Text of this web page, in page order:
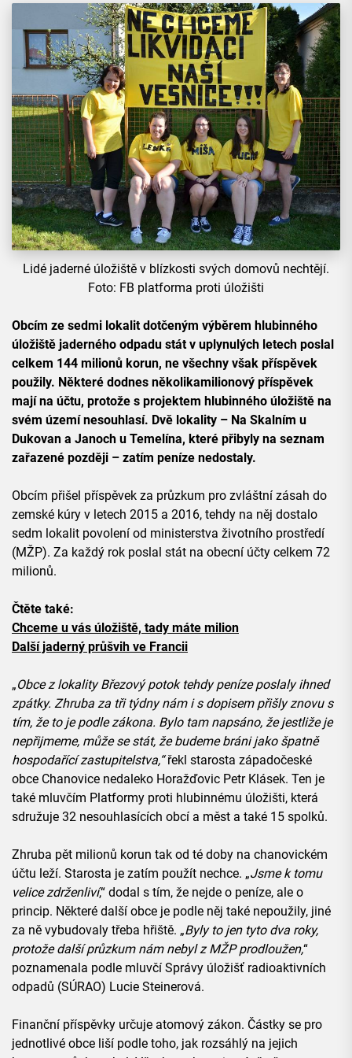
Lidé jaderné úložiště v blízkosti svých domovů nechtějí.
Foto: FB platforma proti úložišti
Obcím ze sedmi lokalit dotčeným výběrem hlubinného
úložiště jaderného odpadu stát v uplynulých letech poslal
celkem 144 milionů korun, ne všechny však příspěvek
použily. Některé dodnes několikamilionový příspěvek
mají na účtu, protože s projektem hlubinného úložiště na
svém území nesouhlasí. Dvě lokality – Na Skalním u
Dukovan a Janoch u Temelína, které přibyly na seznam
zařazené později – zatím peníze nedostaly.
Obcím přišel příspěvek za průzkum pro zvláštní zásah do
zemské kúry v letech 2015 a 2016, tehdy na něj dostalo
sedm lokalit povolení od ministerstva životního prostředí
(MŽP). Za každý rok poslal stát na obecní účty celkem 72
milionů.
Čtěte také:
Chceme u vás úložiště, tady máte milion
Další jaderný průšvih ve Francii
„Obce z lokality Březový potok tehdy peníze poslaly ihned
zpátky. Zhruba za tři týdny nám i s dopisem přišly znovu s
tím, že to je podle zákona. Bylo tam napsáno, že jestliže je
nepřijmeme, může se stát, že budeme bráni jako špatně
hospodařící zastupitelstva,“řekl starosta západočeské
obce Chanovice nedaleko Horažďovic Petr Klásek. Ten je
také mluvčím Platformy proti hlubinnému úložišti, která
sdružuje 32 nesouhlasících obcí a měst a také 15 spolků.
Zhruba pět milionů korun tak od té doby na chanovickém
účtu leží. Starosta je zatím použít nechce. „Jsme k tomu
velice zdrženliví,“ dodal s tím, že nejde o peníze, ale o
princip. Některé další obce je podle něj také nepoužily, jiné
za ně vybudovaly třeba hřiště. „Byly to jen tyto dva roky,
protože další průzkum nám nebyl z MŽP prodloužen,“
poznamenala podle mluvčí Správy úložišť radioaktivních
odpadů (SÚRAO) Lucie Steinerová.
Finanční příspěvky určuje atomový zákon. Částky se pro
jednotlivé obce liší podle toho, jak rozsáhlý na jejich